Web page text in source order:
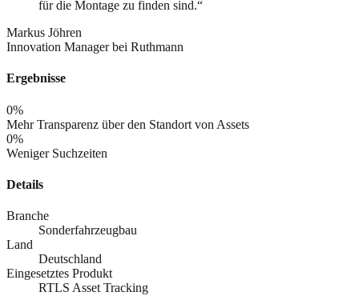
für die Montage zu finden sind.“
Markus Jöhren
Innovation Manager bei Ruthmann
Ergebnisse
0%
Mehr Transparenz über den Standort von Assets
0%
Weniger Suchzeiten
Details
Branche
Sonderfahrzeugbau
Land
Deutschland
Eingesetztes Produkt
RTLS Asset Tracking